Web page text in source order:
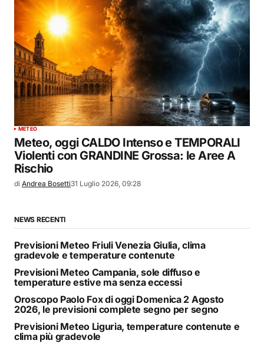
METEO
Meteo, oggi CALDO Intenso e TEMPORALI
Violenti con GRANDINE Grossa: le Aree A
Rischio
di Andrea Bosetti31 Luglio 2026, 09:28
NEWS RECENTI
Previsioni Meteo Friuli Venezia Giulia, clima
gradevole e temperature contenute
Previsioni Meteo Campania, sole diffuso e
temperature estive ma senza eccessi
Oroscopo Paolo Fox di oggi Domenica 2 Agosto
2026, le previsioni complete segno per segno
Previsioni Meteo Liguria, temperature contenute e
clima più gradevole